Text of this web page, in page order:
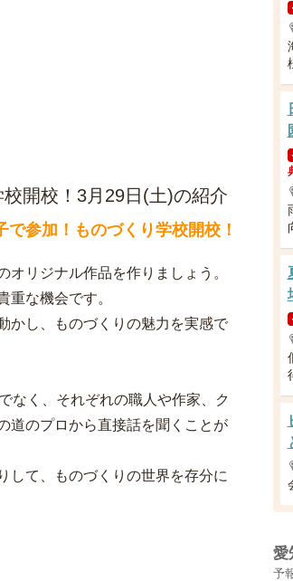
開校！3月29日(土)の紹介
参加！ものづくり学校開校！
リジナル作品を作りましょう。
重な機会です。
かし、ものづくりの魅力を実感で
なく、それぞれの職人や作家、ク
道のプロから直接話を聞くことが
して、ものづくりの世界を存分に
愛
予